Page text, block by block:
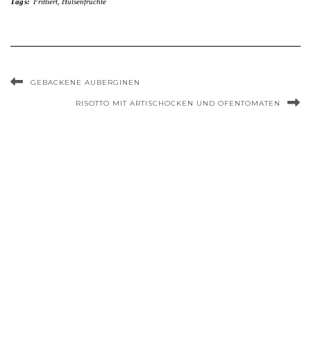
GEBACKENE AUBERGINEN
RISOTTO MIT ARTISCHOCKEN UND OFENTOMATEN